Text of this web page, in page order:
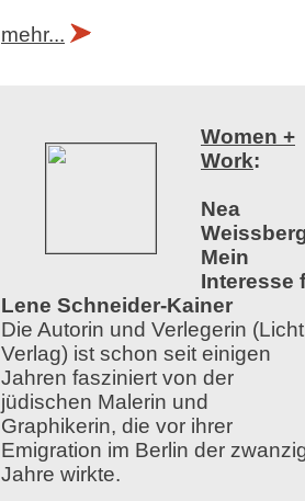
mehr...
Women +
Work:
Nea
Mein
Interesse
Lene Schneider-Kainer
Die Autorin und Verlegerin
Verlag) ist schon seit einigen
Jahren fasziniert von der
jüdischen Malerin und
Graphikerin, die vor ihrer
Emigration im Berlin der
Jahre wirkte.